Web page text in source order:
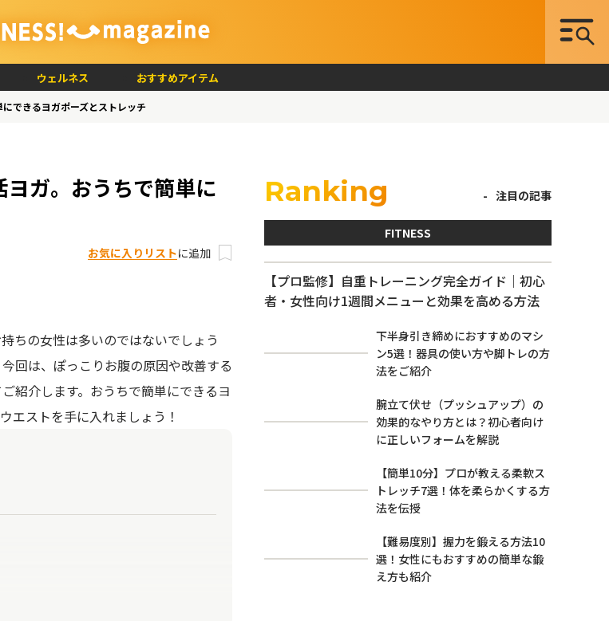
ウェルネス おすすめアイテム
できるヨガポーズとストレッチ
ガ。おうちで簡単に
お気に入りリストに追加
ちの女性は多いのではないでしょう
回は、ぽっこりお腹の原因や改善する
紹介します。おうちで簡単にできるヨ
エストを手に入れましょう！
Ranking 注目の記事
FITNESS
【プロ監修】自重トレーニング完全ガイド｜初心
者・女性向け1週間メニューと効果を高める方法
下半身引き締めにおすすめのマシ
ン5選！器具の使い方や脚トレの方
法をご紹介
腕立て伏せ（プッシュアップ）の
効果的なやり方とは？初心者向け
に正しいフォームを解説
【簡単10分】プロが教える柔軟ス
トレッチ7選！体を柔らかくする方
法を伝授
【難易度別】握力を鍛える方法10
選！女性にもおすすめの簡単な鍛
え方も紹介